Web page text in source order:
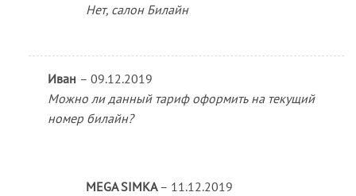
Нет, салон Билайн
Иван – 09.12.2019
Можно ли данный тариф оформить на текущий
номер билайн?
MEGA SIMKA – 11.12.2019